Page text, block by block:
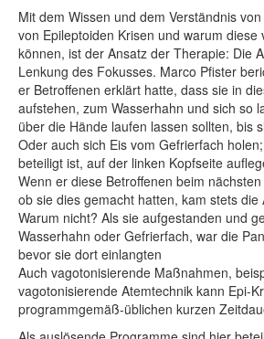
Mit dem Wissen und dem Verständnis
von Epileptoiden Krisen und warum diese
können, ist der Ansatz der Therapie: Die
Lenkung des Fokusses. Marco Pfister
er Betroffenen erklärt hatte, dass sie in
aufstehen, zum Wasserhahn und sich so
über die Hände laufen lassen sollten, bis
Oder auch sich Eis vom Gefrierfach
beteiligt ist, auf der linken Kopfseite
Wenn er diese Betroffenen beim
ob sie dies gemacht hatten, kam stets die
Warum nicht? Als sie aufgestanden und
Wasserhahn oder Gefrierfach, war die
bevor sie dort einlangten
Auch vagotonisierende Maßnahmen,
vagotonisierende Atemtechnik kann Epi-
programmgemäß-üblichen kurzen